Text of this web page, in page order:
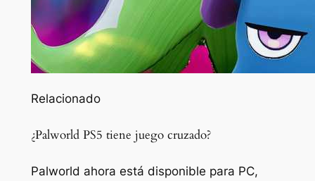
Relacionado
¿Palworld PS5 tiene juego cruzado?
Palworld ahora está disponible para PC,